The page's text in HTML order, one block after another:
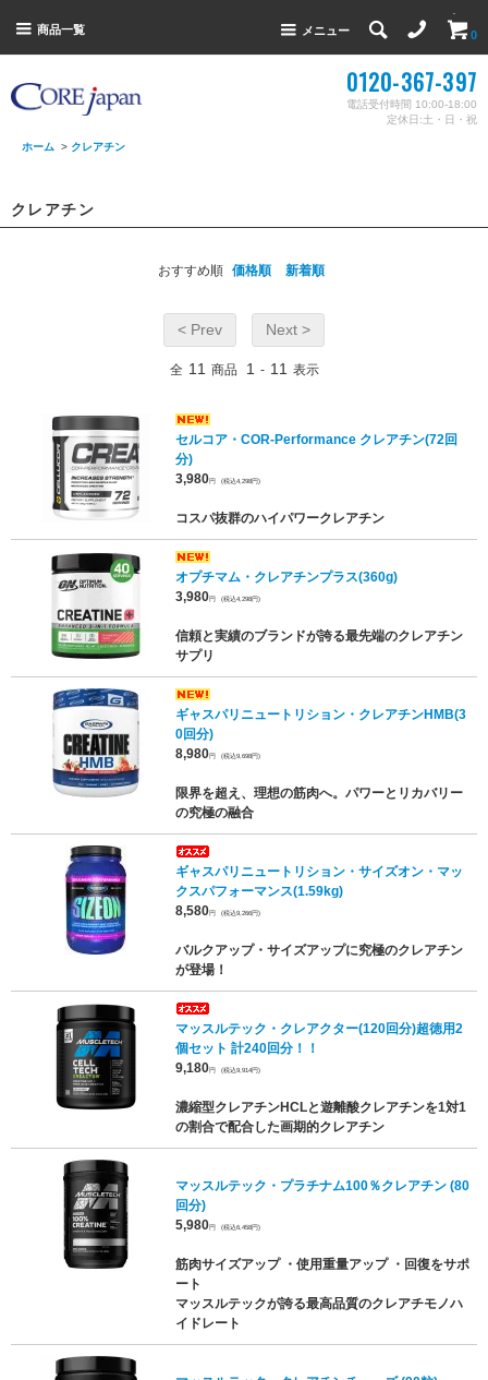
商品一覧 メニュー 0
0120-367-397
電話受付時間 10:00-18:00
定休日:土・日・祝
ホーム > クレアチン
クレアチン
おすすめ順 価格順 新着順
< Prev Next >
全 11 商品 1 - 11 表示
セルコア・COR-Performance クレアチン(72回
分)
3,980円 (税込4,298円)
コスパ抜群のハイパワークレアチン
オプチマム・クレアチンプラス(360g)
3,980円 (税込4,298円)
信頼と実績のブランドが誇る最先端のクレアチン
サプリ
ギャスパリニュートリション・クレアチンHMB(3
0回分)
8,980円 (税込9,698円)
限界を超え、理想の筋肉へ。パワーとリカバリー
の究極の融合
ギャスパリニュートリション・サイズオン・マッ
クスパフォーマンス(1.59kg)
8,580円 (税込9,266円)
バルクアップ・サイズアップに究極のクレアチン
が登場！
マッスルテック・クレアクター(120回分)超徳用2
個セット 計240回分！！
9,180円 (税込9,914円)
濃縮型クレアチンHCLと遊離酸クレアチンを1対1
の割合で配合した画期的クレアチン
マッスルテック・プラチナム100％クレアチン (80
回分)
5,980円 (税込6,458円)
筋肉サイズアップ ・使用重量アップ ・回復をサポ
ート
マッスルテックが誇る最高品質のクレアチモノハ
イドレート